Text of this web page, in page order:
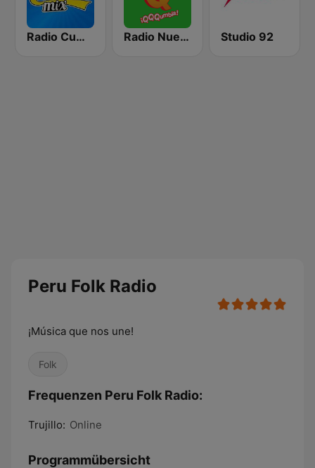
Radio Cumbia Mix Radio Nueva Q Studio 92
Peru Folk Radio
¡Música que nos une!
Folk
Frequenzen Peru Folk Radio:
Trujillo: Online
Programmübersicht